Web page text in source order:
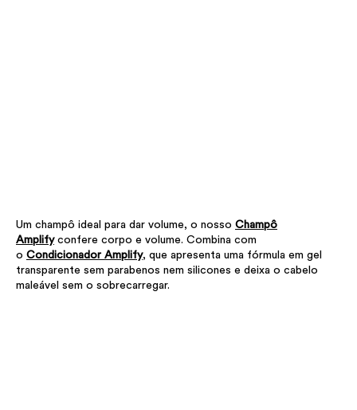
Um champô ideal para dar volume, o nosso Champô
Amplifyconfere corpo e volume. Combina com
o Condicionador Amplify, que apresenta uma fórmula em gel
transparente sem parabenos nem silicones e deixa o cabelo
maleável sem o sobrecarregar.